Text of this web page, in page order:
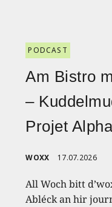
PODCAST
Am Bistro
–
Projet
WOXX 17.07.2026
All Woch bitt
Abléck an hir